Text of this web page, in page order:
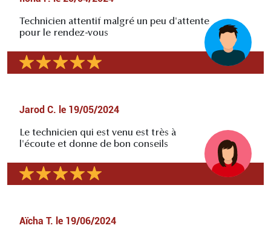
Technicien attentif malgré un peu d'attente
pour le rendez-vous
Jarod C. le 19/05/2024
Le technicien qui est venu est très à
l'écoute et donne de bon conseils
Aïcha T. le 19/06/2024